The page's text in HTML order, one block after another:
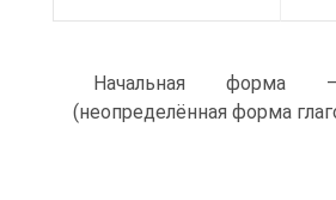
Начальная форма
(неопределённая форма